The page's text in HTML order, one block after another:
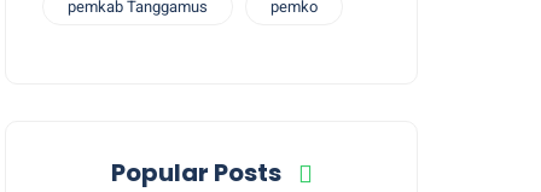
pemkab Tanggamus pemko
Popular Posts